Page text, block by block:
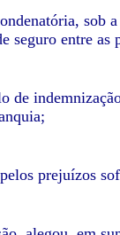
sob
seguro entre as
de
prejuízos